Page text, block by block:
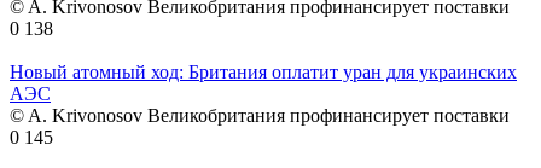
© A. Krivonosov Великобритания профинансирует поставки
0 138
Новый атомный ход: Британия оплатит уран для украинских
АЭС
© A. Krivonosov Великобритания профинансирует поставки
0 145